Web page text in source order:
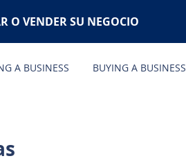
A BUSINESS BUYING A BUSINESS
O VENDER SU NEGOCIO